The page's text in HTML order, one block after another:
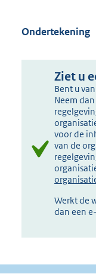
Ondertekening
Ziet u
Bent u
Neem
voor de
van de
Werkt de
dan een